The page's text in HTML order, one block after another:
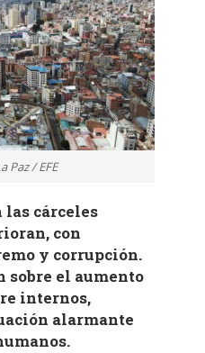
Paz / EFE
las cárceles
con
y corrupción.
el aumento
internos,
alarmante